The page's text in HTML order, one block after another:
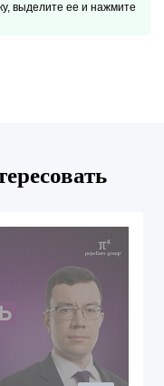
выделите ее и нажмите